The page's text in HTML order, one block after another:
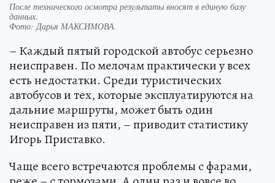
После технического осмотра результаты вносят в единую базу
данных.
Фото:Дарья МАКСИМОВА.
– Каждый пятый городской автобус серьезно
неисправен. По мелочам практически у всех
есть недостатки. Среди туристических
автобусов и тех, которые эксплуатируются на
дальние маршруты, может быть один
неисправен из пяти, – приводит статистику
Игорь Приставко.
Чаще всего встречаются проблемы с фарами,